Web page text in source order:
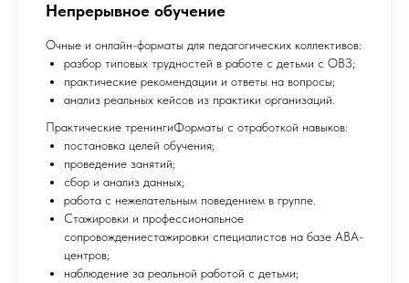
Непрерывное обучение
Очные и онлайн-форматы для педагогических коллективов:
разбор типовых трудностей в работе с детьми с ОВЗ;
практические рекомендации и ответы на вопросы;
анализ реальных кейсов из практики организаций.
Практические тренингиФорматы с отработкой навыков:
постановка целей обучения;
проведение занятий;
сбор и анализ данных;
работа с нежелательным поведением в группе.
Стажировки и профессиональное
сопровождениестажировки специалистов на базе АВА-
центров;
наблюдение за реальной работой с детьми;